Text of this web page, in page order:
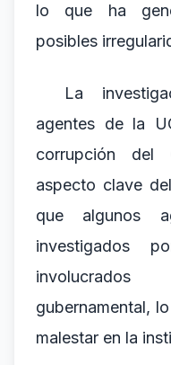
lo que ha
posibles
La
agentes de la
corrupción del
aspecto clave
que algunos
investigados
gubernamental,
malestar en la